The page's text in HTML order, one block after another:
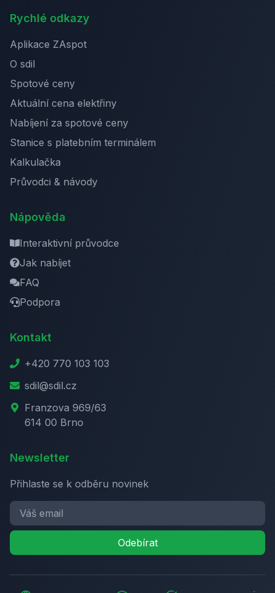
Rychlé odkazy
Aplikace ZAspot
O sdil
Spotové ceny
Aktuální cena elektřiny
Nabíjení za spotové ceny
Stanice s platebním terminálem
Kalkulačka
Průvodci & návody
Nápověda
Interaktivní průvodce
Jak nabíjet
FAQ
Podpora
Kontakt
+420 770 103 103
sdil@sdil.cz
Franzova 969/63
614 00 Brno
Newsletter
Přihlaste se k odběru novinek
Odebírat